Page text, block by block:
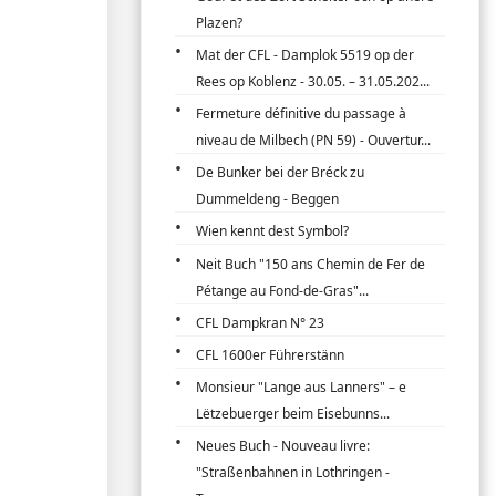
Plazen?
Mat der CFL - Damplok 5519 op der
Rees op Koblenz - 30.05. – 31.05.202...
Fermeture définitive du passage à
niveau de Milbech (PN 59) - Ouvertur...
De Bunker bei der Bréck zu
Dummeldeng - Beggen
Wien kennt dest Symbol?
Neit Buch "150 ans Chemin de Fer de
Pétange au Fond-de-Gras"...
CFL Dampkran N° 23
CFL 1600er Führerstänn
Monsieur "Lange aus Lanners" – e
Lëtzebuerger beim Eisebunns...
Neues Buch - Nouveau livre:
"Straßenbahnen in Lothringen -